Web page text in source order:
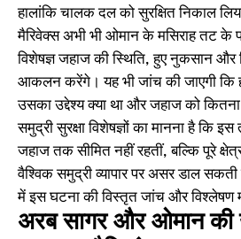
हालांकि चालक दल को सुरक्षित निकाल
मैरिवेक्स अभी भी ओमान के मसिराह तट के
विशेषज्ञ जहाज की स्थिति, हुए नुकसान और
आकलन करेंगे। यह भी जांच की जाएगी कि
उसका उद्देश्य क्या था और जहाज को
समुद्री सुरक्षा विशेषज्ञों का मानना है कि
जहाज तक सीमित नहीं रहतीं, बल्कि पूरे
वैश्विक समुद्री व्यापार पर असर डाल
में इस घटना की विस्तृत जांच और विश्लेषण
अरब सागर और ओमान की